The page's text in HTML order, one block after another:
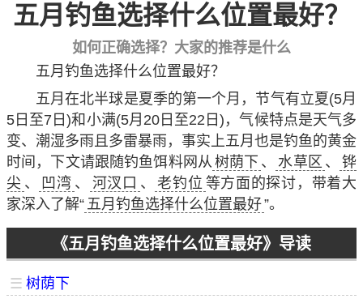
五月钓鱼选择什么位置最好？
如何正确选择？大家的推荐是什么
五月钓鱼选择什么位置最好？
五月在北半球是夏季的第一个月，节气有立夏(5月
5日至7日)和小满(5月20日至22日)，气候特点是天气多
变、潮湿多雨且多雷暴雨，事实上五月也是钓鱼的黄金
时间，下文请跟随钓鱼饵料网从 树荫下 、 水草区 、
铧
尖 、 凹湾 、 河汊口 、 老钓位 等方面的探讨，带着大
家深入了解“ 五月钓鱼选择什么位置最好”。
《五月钓鱼选择什么位置最好》导读
☰ 树荫下